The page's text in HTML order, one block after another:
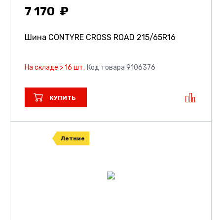
7 170
Шина CONTYRE CROSS ROAD 215/65R16
На складе > 16 шт. Код товара 9106376
КУПИТЬ
Летние